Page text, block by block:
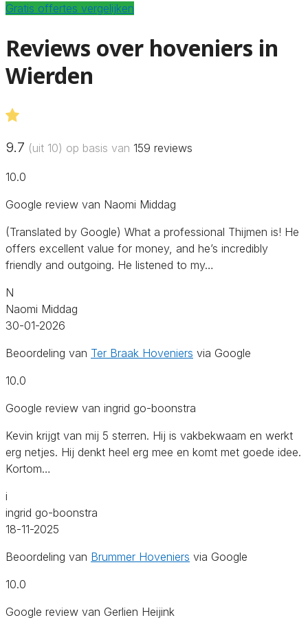
Gratis offertes vergelijken
Reviews over hoveniers in
Wierden
9.7 (uit 10) op basis van 159 reviews
10.0
Google review van Naomi Middag
(Translated by Google) What a professional Thijmen is! He
offers excellent value for money, and he’s incredibly
friendly and outgoing. He listened to my…
N
Naomi Middag
30-01-2026
Beoordeling van Ter Braak Hoveniers via Google
10.0
Google review van ingrid go-boonstra
Kevin krijgt van mij 5 sterren. Hij is vakbekwaam en werkt
erg netjes. Hij denkt heel erg mee en komt met goede idee.
Kortom…
i
ingrid go-boonstra
18-11-2025
Beoordeling van Brummer Hoveniers via Google
10.0
Google review van Gerlien Heijink